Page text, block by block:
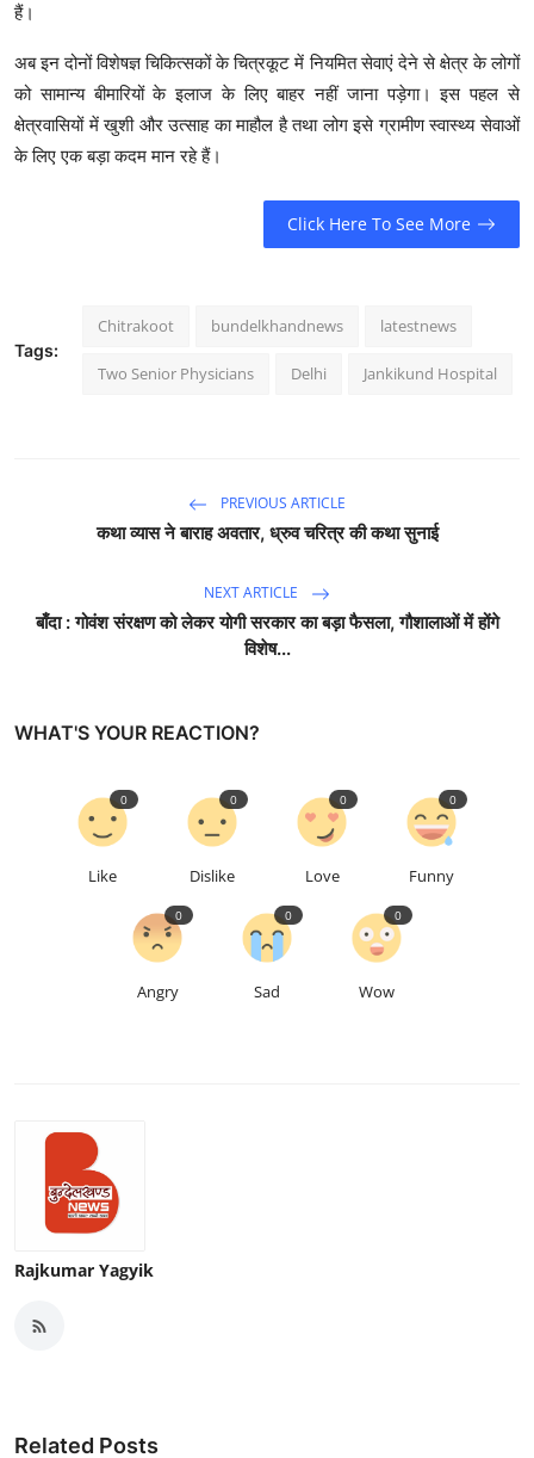
हैं।
अब इन दोनों विशेषज्ञ चिकित्सकों के चित्रकूट में नियमित सेवाएं देने से क्षेत्र के लोगों
को सामान्य बीमारियों के इलाज के लिए बाहर नहीं जाना पड़ेगा। इस पहल से
क्षेत्रवासियों में खुशी और उत्साह का माहौल है तथा लोग इसे ग्रामीण स्वास्थ्य सेवाओं
के लिए एक बड़ा कदम मान रहे हैं।
Click Here To See More
Tags:
Chitrakoot bundelkhandnews latestnews
Two Senior Physicians Delhi Jankikund Hospital
PREVIOUS ARTICLE
कथा व्यास ने बाराह अवतार, ध्रुव चरित्र की कथा सुनाई
NEXT ARTICLE
बाँदा : गोवंश संरक्षण को लेकर योगी सरकार का बड़ा फैसला, गौशालाओं में होंगे
विशेष...
WHAT'S YOUR REACTION?
Like
0
Dislike
0
Love
0
Funny
0
Angry
0
Sad
0
Wow
0
Rajkumar Yagyik
Related Posts